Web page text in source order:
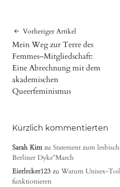
Vorheriger Artikel
Mein Weg zur Terre des
Femmes–Mitgliedschaft:
Eine Abrechnung mit dem
akademischen
Queerfeminismus
Kürzlich kommentierten
Sarah Kimzu Statement zum
Berliner Dyke*March
Eierlrcker123 zu Warum Unisex-
funktionieren